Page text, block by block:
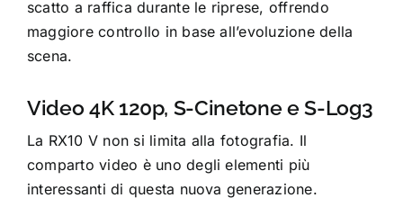
scatto a raffica durante le riprese, offrendo
maggiore controllo in base all’evoluzione della
scena.
Video 4K 120p, S-Cinetone e S-Log3
La RX10 V non si limita alla fotografia. Il
comparto video è uno degli elementi più
interessanti di questa nuova generazione.